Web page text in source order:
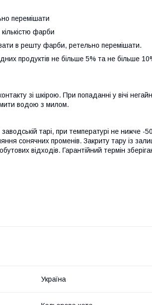
перемішати
фарби
в решту фарби, ретельно перемішати.
продуктів не більше 5% та не більше
зі шкірою. При попаданні у вічі
водою з милом.
тарі, при температурі не нижче
сонячних променів. Закриту тару із
відходів. Гарантійний термін
Україна